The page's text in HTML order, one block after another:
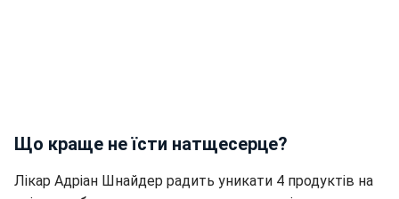
Що краще не їсти натщесерце?
Лікар Адріан Шнайдер радить уникати 4 продуктів на